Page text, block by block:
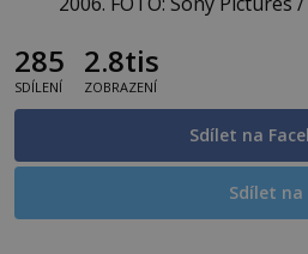
285
SDÍLENÍ
2.8tis
ZOBRAZENÍ
Sdílet na
Sdílet na